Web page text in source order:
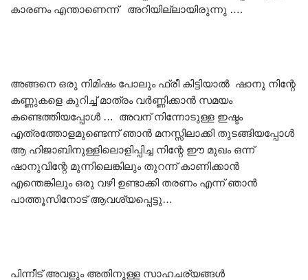
കാരണം എന്താണെന്ന് അറിയില്ലായിരുന്നു ….
അങ്ങനെ ഒരു നിമിഷം പോലും ഫ്രീ കിട്ടിയാൽ ഷാനു നിന്റേ
കണ്ണുകളെ കുറിച്ച് മാത്രം വർണ്ണിക്കാൻ സമയം
കണ്ടെത്തിയപ്പോൾ … അവന് നിന്നോടുള്ള ഇഷ്ടം
എത്രത്തോളമുണ്ടെന്ന് ഞാൻ മനസ്സിലാക്കി തുടങ്ങിയപ്പോൾ
ആ ഹിജാബിനുള്ളിലൊളിപ്പിച്ച നിന്റേ ഈ മുഖം ഒന്ന്
ഷാനുവിന്റേ മുന്നിലെങ്കിലും തുറന്ന് കാണിക്കാൻ
എന്തെങ്കിലും ഒരു വഴി ഉണ്ടാക്കി തരണം എന്ന് ഞാൻ
പാത്തൂസിനോട് ആവശ്യപ്പെട്ടു…
പിന്നീട് അവളും അതിനുള്ള സാഹചര്യങ്ങൾ